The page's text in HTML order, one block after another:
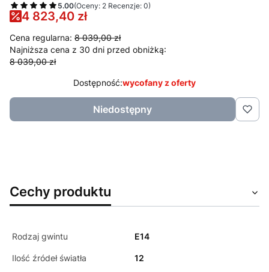
5.00(Oceny: 2 Recenzje: 0)
4 823,40 zł
Cena regularna: 8 039,00 zł
Najniższa cena z 30 dni przed obniżką:
8 039,00 zł
Dostępność:wycofany z oferty
Niedostępny
Cechy produktu
Rodzaj gwintu E14
Ilość źródeł światła 12